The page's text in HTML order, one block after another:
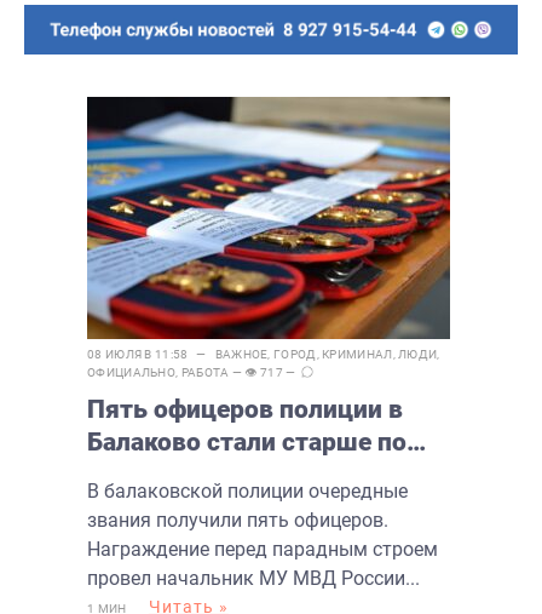
08 ИЮЛЯ В 11:58 — ВАЖНОЕ ГОРОД КРИМИНАЛ ЛЮДИ
ОФИЦИАЛЬНО РАБОТА — 👁 717 —
Пять офицеров полиции в
Балаково стали старше по
В балаковской полиции очередные
звания получили пять офицеров.
Награждение перед парадным строем
провел начальник МУ МВД России...
1 МИН Читать »